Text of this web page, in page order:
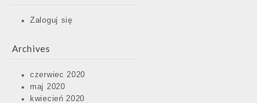
Zaloguj się
Archives
czerwiec 2020
maj 2020
kwiecień 2020